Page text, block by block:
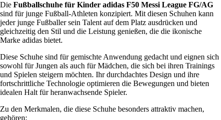
Die Fußballschuhe für Kinder adidas F50 Messi League FG/AG
sind für junge Fußball-Athleten konzipiert. Mit diesen Schuhen kann
jeder junge Fußballer sein Talent auf dem Platz ausdrücken und
gleichzeitig den Stil und die Leistung genießen, die die ikonische
Marke adidas bietet.
Diese Schuhe sind für gemischte Anwendung gedacht und eignen sich
sowohl für Jungen als auch für Mädchen, die sich bei ihren Trainings
und Spielen steigern möchten. Ihr durchdachtes Design und ihre
fortschrittliche Technologie optimieren die Bewegungen und bieten
idealen Halt für heranwachsende Spieler.
Zu den Merkmalen, die diese Schuhe besonders attraktiv machen,
gehören: